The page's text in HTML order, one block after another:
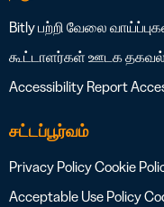
Bitly பற்றி வேலை
கூட்டாளர்கள் ஊடக
Accessibility Report
சட்டப்பூர்வம்
Privacy PolicyCookie
Acceptable Use Policy